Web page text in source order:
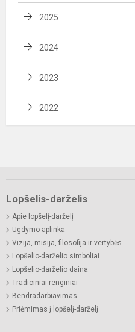
2025
2024
2023
2022
Lopšelis-darželis
Apie lopšelį-darželį
Ugdymo aplinka
Vizija, misija, filosofija ir vertybės
Lopšelio-darželio simboliai
Lopšelio-darželio daina
Tradiciniai renginiai
Bendradarbiavimas
Priėmimas į lopšelį-darželį